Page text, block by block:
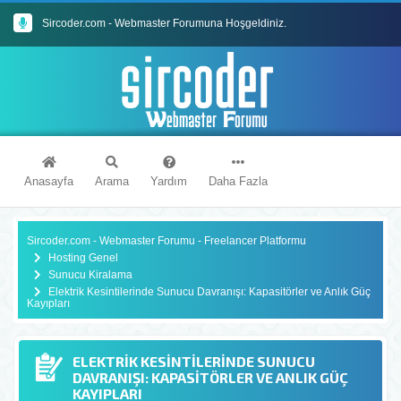
Sircoder.com Webmaster Forumu Kuralları
Sircoder.com - Webmaster Forumuna Hoşgeldiniz.
Anasayfa Arama Yardım Daha Fazla
Sircoder.com - Webmaster Forumu - Freelancer Platformu
Hosting Genel
Sunucu Kiralama
Elektrik Kesintilerinde Sunucu Davranışı: Kapasitörler ve Anlık Güç
Kayıpları
ELEKTRIK KESINTILERINDE SUNUCU
DAVRANIŞI: KAPASITÖRLER VE ANLIK GÜÇ
KAYIPLARI